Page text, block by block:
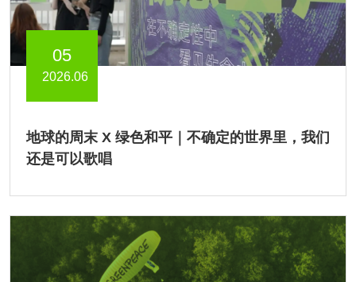
05
2026.06
地球的周末 X 绿色和平｜不确定的世界里，我们
还是可以歌唱